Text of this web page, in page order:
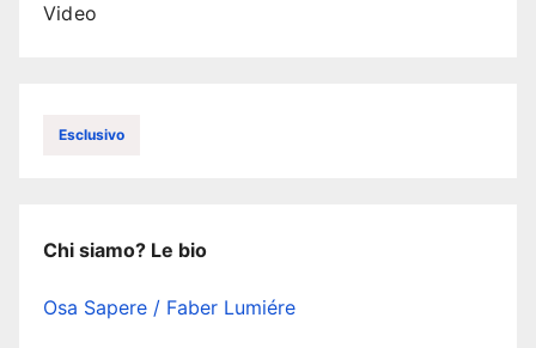
Video
Esclusivo
Chi siamo? Le bio
Osa Sapere / Faber Lumiére